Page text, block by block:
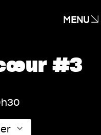
MENU
#3